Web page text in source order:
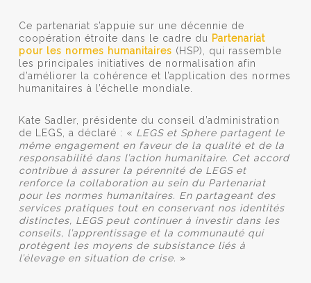
Ce partenariat s’appuie sur une décennie de
coopération étroite dans le cadre du Partenariat
pour les normes humanitaires (HSP), qui rassemble
les principales initiatives de normalisation afin
d’améliorer la cohérence et l’application des normes
humanitaires à l’échelle mondiale.
Kate Sadler, présidente du conseil d’administration
de LEGS, a déclaré : « LEGS et Sphere partagent le
même engagement en faveur de la qualité et de la
responsabilité dans l’action humanitaire. Cet accord
contribue à assurer la pérennité de LEGS et
renforce la collaboration au sein du Partenariat
pour les normes humanitaires. En partageant des
services pratiques tout en conservant nos identités
distinctes, LEGS peut continuer à investir dans les
conseils, l’apprentissage et la communauté qui
protègent les moyens de subsistance liés à
l’élevage en situation de crise. »